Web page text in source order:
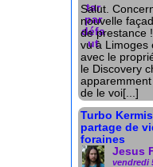
Salut.
nouvelle
de prestance
vu à Limoges
avec le
le Discovery
de le voi[...]
Turbo
partage de
foraines
Jesus
vendredi